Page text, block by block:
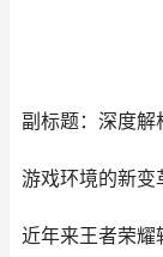
副标题：深度解
游戏环境的新变
近年来王者荣耀